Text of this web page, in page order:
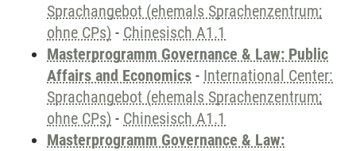
Sprachangebot (ehemals Sprachenzentrum;
ohne CPs) - Chinesisch A1.1
Masterprogramm Governance & Law: Public
Affairs and Economics - International Center:
Sprachangebot (ehemals Sprachenzentrum;
ohne CPs) - Chinesisch A1.1
Masterprogramm Governance & Law: